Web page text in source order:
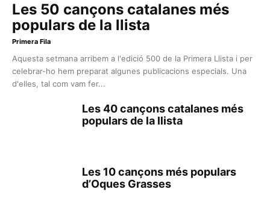
Les 50 cançons catalanes més
populars de la llista
Primera Fila
Aquesta setmana arribem a l'edició 500 de la Primera Llista i per
celebrar-ho hem preparat algunes publicacions especials. Una
d'elles, tal com vam fer...
Les 40 cançons catalanes més
populars de la llista
Les 10 cançons més populars
d’Oques Grasses